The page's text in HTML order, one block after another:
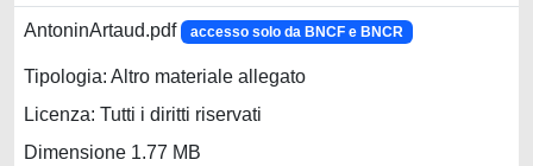
AntoninArtaud.pdf accesso solo da BNCF e BNCR
Tipologia: Altro materiale allegato
Licenza: Tutti i diritti riservati
Dimensione 1.77 MB